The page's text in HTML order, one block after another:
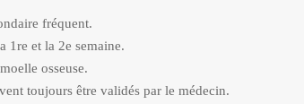
fréquent.
1re et la 2e semaine.
osseuse.
toujours être validés par le médecin.